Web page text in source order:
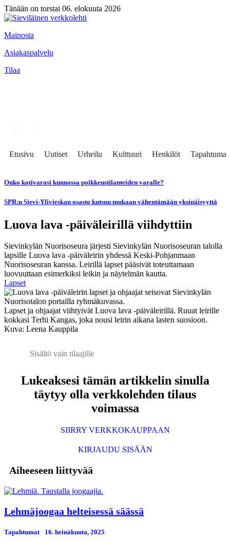
Tänään on torstai 06. elokuuta 2026
Mainosta
Asiakaspalvelu
Tilaa
Etusivu Uutiset Urheilu Kulttuuri Henkilöt Tapahtumat
Onko kotivarasi kunnossa poikkeustilanteiden varalle?
SPR:n Sievi-Ylivieskan osasto kutsuu mukaan vähentämään yksinäisyyttä
Luova lava -päiväleirillä viihdyttiin
Sievinkylän Nuorisoseura järjesti Sievinkylän Nuorisoseuran talolla
lapsille Luova lava -päiväleirin yhdessä Keski-Pohjanmaan
Nuorisoseuran kanssa. Leirillä lapset pääsivät toteuttamaan
luovuuttaan esimerkiksi leikin ja näytelmän kautta.
Lapset
Lapset ja ohjaajat viihtyivät Luova lava -päiväleirillä. Ruuat leirille
kokkasi Terhi Kangas, joka nousi leirin aikana lasten suosioon.
Kuva: Leena Kauppila
Sisältö vain tilaajille
Lukeaksesi tämän artikkelin sinulla
täytyy olla verkkolehden tilaus
voimassa
SIIRRY VERKKOKAUPPAAN
KIRJAUDU SISÄÄN
Aiheeseen liittyvää
Lehmäjoogaa helteisessä säässä
Tapahtumat 16. heinäkuuta, 2025